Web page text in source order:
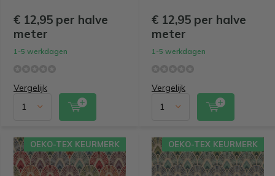
€ 12,95 per halve
meter
1-5 werkdagen
Vergelijk
€ 12,95 per halve
meter
1-5 werkdagen
Vergelijk
OEKO-TEX KEURMERK OEKO-TEX KEURMERK